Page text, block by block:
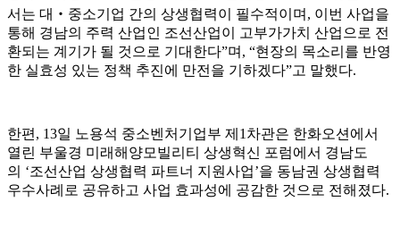
서는 대‧중소기업 간의 상생협력이 필수적이며, 이번 사업을
통해 경남의 주력 산업인 조선산업이 고부가가치 산업으로 전
환되는 계기가 될 것으로 기대한다”며, “현장의 목소리를 반영
한 실효성 있는 정책 추진에 만전을 기하겠다”고 말했다.
한편, 13일 노용석 중소벤처기업부 제1차관은 한화오션에서
열린 부울경 미래해양모빌리티 상생혁신 포럼에서 경남도
의 ‘조선산업 상생협력 파트너 지원사업’을 동남권 상생협력
우수사례로 공유하고 사업 효과성에 공감한 것으로 전해졌다.